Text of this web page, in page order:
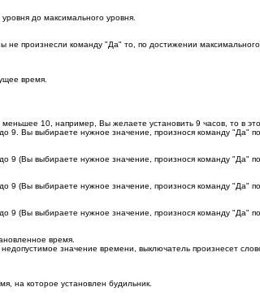
до максимального уровня.
произнесли команду "Да" то, по достижении
время.
10, например, Вы желаете установить 9 часов, то в
9. Вы выбираете нужное значение, произнося команду "Да"
9 (Вы выбираете нужное значение, произнося команду "Да"
9 (Вы выбираете нужное значение, произнося команду "Да"
9 (Вы выбираете нужное значение, произнося команду "Да"
время.
значение времени, выключатель произнесет
на которое установлен будильник.